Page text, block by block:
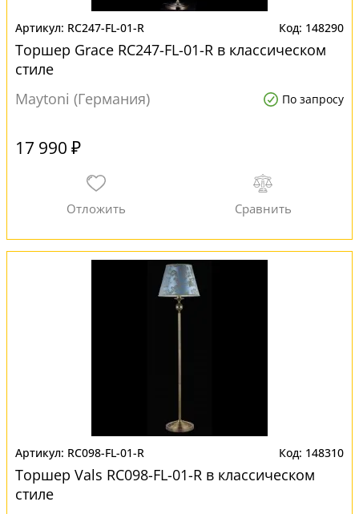
RC247-FL-01-R 148290
Торшер Grace RC247-FL-01-R в классическом
стиле
Maytoni (Германия)
По запросу
17 990 ₽
RC098-FL-01-R 148310
Торшер Vals RC098-FL-01-R в классическом
стиле